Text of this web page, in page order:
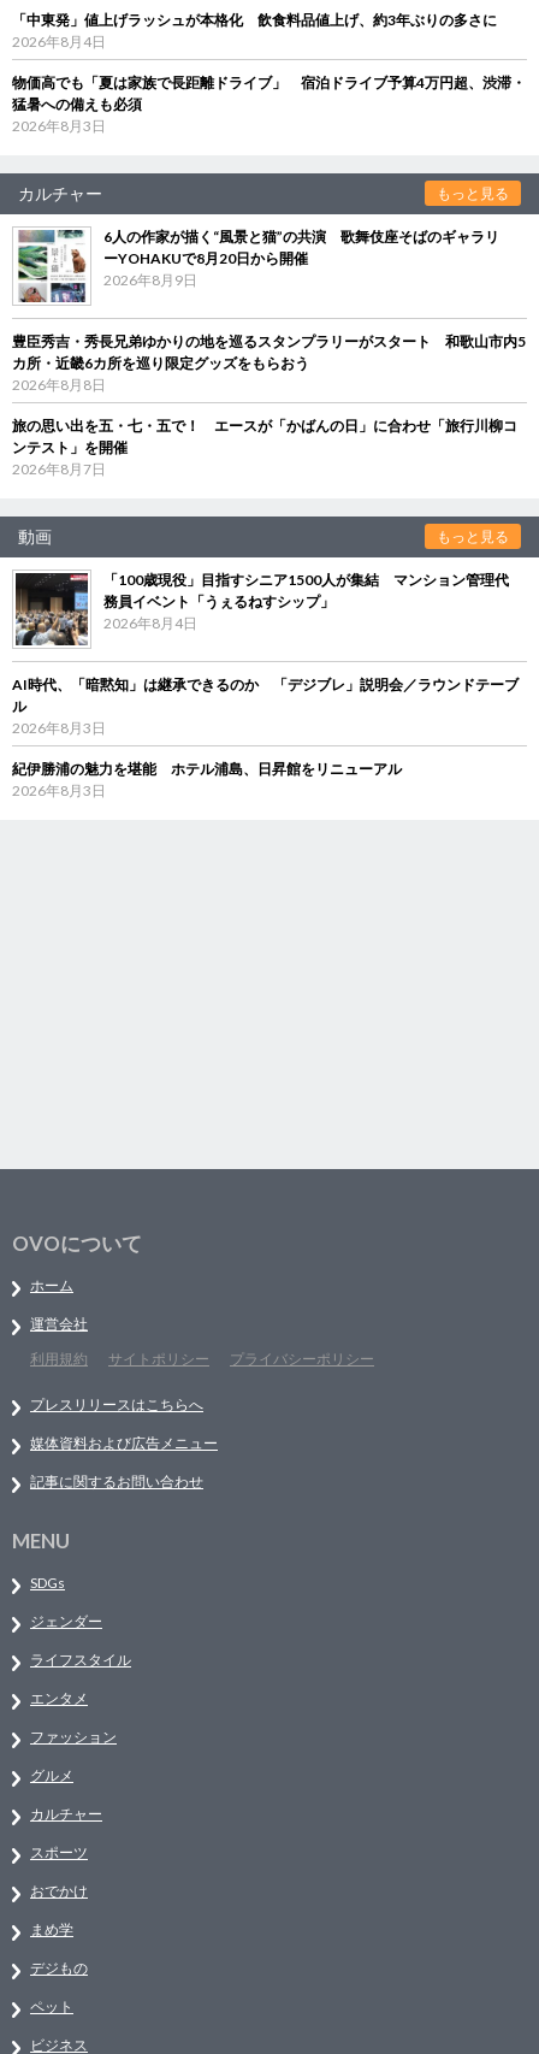
「中東発」値上げラッシュが本格化 飲食料品値上げ、約3年ぶりの多さに
2026年8月4日
物価高でも「夏は家族で長距離ドライブ」 宿泊ドライブ予算4万円超、渋滞・
猛暑への備えも必須
2026年8月3日
カルチャー もっと見る
6人の作家が描く“風景と猫”の共演 歌舞伎座そばのギャラリ
ーYOHAKUで8月20日から開催
2026年8月9日
豊臣秀吉・秀長兄弟ゆかりの地を巡るスタンプラリーがスタート 和歌山市内5
カ所・近畿6カ所を巡り限定グッズをもらおう
2026年8月8日
旅の思い出を五・七・五で！ エースが「かばんの日」に合わせ「旅行川柳コ
ンテスト」を開催
2026年8月7日
動画 もっと見る
「100歳現役」目指すシニア1500人が集結 マンション管理代
務員イベント「うぇるねすシップ」
2026年8月4日
AI時代、「暗黙知」は継承できるのか 「デジブレ」説明会／ラウンドテーブ
ル
2026年8月3日
紀伊勝浦の魅力を堪能 ホテル浦島、日昇館をリニューアル
2026年8月3日
OVOについて
ホーム
運営会社
利用規約
サイトポリシー プライバシーポリシー
プレスリリースはこちらへ
媒体資料および広告メニュー
記事に関するお問い合わせ
MENU
SDGs
ジェンダー
ライフスタイル
エンタメ
ファッション
グルメ
カルチャー
スポーツ
おでかけ
まめ学
デジもの
ペット
ビジネス